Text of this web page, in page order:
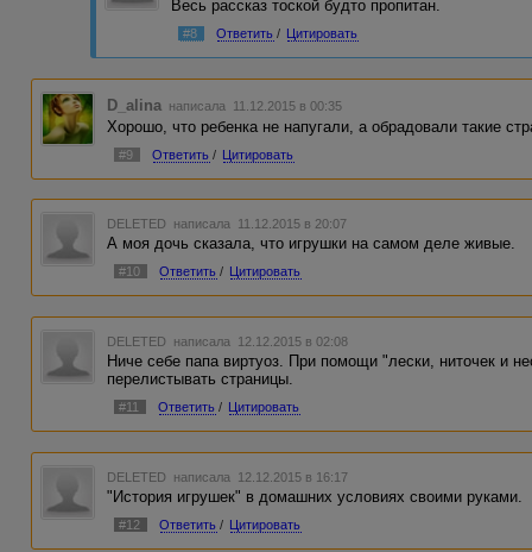
Весь рассказ тоской будто пропитан.
#8 Ответить / Цитировать
D_alina написала 11.12.2015 в 00:35
Хорошо, что ребенка не напугали, а обрадовали такие
#9 Ответить / Цитировать
DELETED написала 11.12.2015 в 20:07
А моя дочь сказала, что игрушки на самом деле живые.
#10 Ответить / Цитировать
DELETED написала 12.12.2015 в 02:08
Ниче себе папа виртуоз. При помощи "лески, ниточек и
перелистывать страницы.
#11 Ответить / Цитировать
DELETED написала 12.12.2015 в 16:17
"История игрушек" в домашних условиях своими руками.
#12 Ответить / Цитировать